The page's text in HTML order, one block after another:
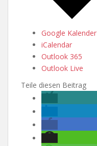
Google Kalender
iCalendar
Outlook 365
Outlook Live
Teile diesen Beitrag